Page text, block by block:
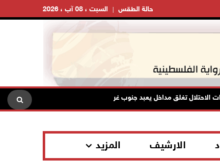
السبت ، 08 آب ، 2026 حالة الطقس
تغلق مداخل يعبد جنوب غرب جنين تواصل انتهاكات
الارشيف المزيد